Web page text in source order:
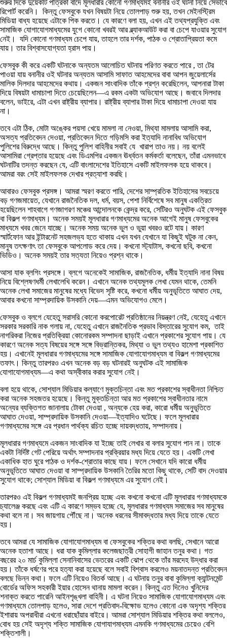
শুরুর দিকে দুয়েকটি পত্রিকা বাদে মূলধারার কোনো গণমাধ্যমই বনানীর ওই ঘটনা নিয়ে সেভাবে
রিপোর্ট করেনি। কিন্তু ফেসবুকে যখন বিষয়টা নিয়ে তোলপাড় শুরু হয়, তখন মেইনস্ট্রিম
মিডিয়া বাধ্য হয়েছে এটাকে পিক করতে। যে কারণে বলা হয়, এখন এই তথ্যপ্রযুক্তি এবং
সামাজিক যোগাযোগমাধ্যমের যুগে কোনো খবরই আর ব্ল্যাকআউট করা বা চেপে যাওয়ার সুযোগ
নেই। যদি কোনো গণমাধ্যম চেপে যায়, তাহলে তার দর্শক, পাঠক ও শ্রোতাপ্রিয়তা কমে
যায়। তার বিশ্বাসযোগ্যতা হ্রাস পায়।
ফেসবুক কী করে একটি ঘটনাকে অন্যতম আলোচিত ঘটনায় পরিণত করতে পারে , তা টের
পাওয়া যায় বনানীর ওই ঘটনার অন্যতম আসামি সাফাত আহমেদের বাবা আপন জুয়েলার্সের
মালিক দিলদার আহমেদের কথায়। একজন সাংবাদিক তাঁকে প্রশ্ন করেছিলেন, আপনারা টাকা
দিয়ে বিষয়টা ধামাচাপা দিতে চেয়েছিলেন—এ রকম একটা অভিযোগ আছে। জবাবে দিলদার
বলেন, ভাইরে, এটা এখন রাষ্ট্রীয় ব্যাপার। রাষ্ট্রীয় ব্যাপার টাকা দিয়ে ধামাচাপা দেওয়া যায়
না।
তবে এটা ঠিক, মোটা অঙ্কের পয়সা খেয়ে মামলা না নেওয়া, মিথ্যা মামলায় আসামি করা,
অসত্য প্রতিবেদন দেওয়া, প্রতিবেদন দিতে গড়িমসি করা ইত্যাদি নানাবিধ অভিযোগ
পুলিশের বিরুদ্ধে আছে। কিন্তু পুলিশ বাহিনীর সবাই যে খারাপ তাও নয়। নয় বলেই
আসামিরা গ্রেপ্তার হয়েছে এবং ডিএমপির একজন ঊর্ধ্বতন কর্মকর্তা বলেছেন, তাঁরা এমনভাবে
ঘটনাটির তদন্ত করছেন যে, এটি বাংলাদেশের ইতিহাসে একটি মাইলফলক হয়ে থাকবে।
আমরা বরং সেই মাইলফলক দেখার প্রত্যাশা করছি।
আবারও ফেসবুক প্রসঙ্গ। আমরা স্মরণ করতে পারি, দেশের সাম্প্রতিক ইতিহাসের সবচেয়ে
বড় গণজমায়েত, যেখানে রাজনৈতিক দল, ধর্ম, বয়স, পেশা নির্বিশেষে সব মানুষ একত্রিত
হয়েছিলেন শাহবাগে গণজাগরণ মঞ্চের আন্দোলনকে কেন্দ্র করে, সেটিরও অনুঘটক এই ফেসবুক
বা বিকল্প গণমাধ্যম। অনেক সময়ই মূলধারার গণমাধ্যমের অনেক আগেই মানুষ ফেসবুকের
মাধ্যমে খবর জেনে যাচ্ছে। অনেক সময় অনেক ভুল ও ভুয়া খবরও রটে যায়। কারণ
স্মার্টফোন আর ইন্টারনেট সহজলভ্য হতে থাকায় এখন যখন যেখানে যা কিছুই ঘটুক না কেন,
মানুষ তৎক্ষণাৎ তা ফেসবুকে আপলোড করে দেয়। কখনো স্ট্যাটাস, কখনো ছবি, কখনো
ভিডিও। অনেক সময়ই তার সত্যতা নিয়েও প্রশ্ন থাকে।
আসা যাক ব্লগিং প্রসঙ্গে। ব্লগে অনেকেই সামাজিক, রাজনৈতিক, ধর্মীয় ইত্যাদি নানা বিষয়
নিয়ে বিশ্লেষণধর্মী লেখালেখি করেন। এখানে অনেক তথ্যমূলক লেখা যেমন থাকে, তেমনি
অনেক লেখা সমাজের মানুষের মধ্যে বিভেদ সৃষ্টি করে, কখনো ধর্মীয় অনুভূতিতে আঘাত দেয়,
আবার কখনো সাম্প্রদায়িক উসকানি দেয়—এমন অভিযোগও মেলে।
ফেসবুক ও ব্লগে যেহেতু সরাসরি কোনো করপোরেট প্রতিষ্ঠানের নিয়ন্ত্রণ নেই, যেহেতু এখানে
সরকার সরকারি নাক গলায় না, যেহেতু এখানে রাজনৈতিক প্রভাব বিস্তারের সুযোগ কম, তাই
নাগরিকরা নিজের প্রতিক্রিয়া কোনোরকম সম্পাদনা ছাড়াই এখানে প্রকাশের সুযোগ পায়। যে
কারণে অনেক সত্য বিষয়ের সঙ্গে সঙ্গে বিভ্রান্তিকর, মিথ্যা ও ভুল তথ্যও হামেশা প্রকাশিত
হয়। এখানেই মূলধারার গণমাধ্যমের সঙ্গে সামাজিক যোগাযোগমাধ্যম বা বিকল্প গণমাধ্যমের
তফাৎ। কিন্তু তারপরও এখন অনেক বড় বড় ঘটনারই অনুঘটক এই সামাজিক
যোগাযোগমাধ্যম—এ কথা অস্বীকার করার সুযোগ নেই।
বলা হয়ে থাকে, সোশ্যাল মিডিয়ার কল্যাণে মুক্তচিন্তা এবং মত প্রকাশের স্বাধীনতা নিশ্চিত
করা অনেক সহজতর হয়েছে। কিন্তু মুক্তচিন্তা আর মত প্রকাশের স্বাধীনতার নামে
অন্যের ব্যক্তিগত জানালায় টোকা দেওয়া , অন্যকে হেয় করা, কারো ধর্মীয় অনুভূতিতে
আঘাত দেওয়া, সাম্প্রদায়িক উসকানি দেওয়া—ইত্যাদিও ঘটেছে। ফলে মূলধারার
গণমাধ্যমের সঙ্গে এর প্রধান পার্থক্য রচিত হচ্ছে দায়বদ্ধতায়, সম্পাদনায়।
মূলধারার গণমাধ্যমে একজন সাংবাদিক যা ইচ্ছে তাই লেখার বা বলার সুযোগ পান না। তাকে
একটা নির্দিষ্ট গেট পেরিয়ে অর্থাৎ সম্পাদনার প্রক্রিয়ার মধ্য দিয়ে যেতে হয়। একটি লেখা
একাধিক হাত ঘুরে পাঠক ও দর্শক-শ্রোতার কাছে যায়। ফলে সেখানে যদি কারো ধর্মীয়
অনুভূতিতে আঘাত দেওয়া বা সাম্প্রদায়িক উসকানি তৈরির মতো কিছু থাকে, সেটি বাদ দেওয়ার
সুযোগ থাকে; সোশ্যাল মিডিয়া বা বিকল্প গণমাধ্যমে এর সুযোগ নেই।
তারপরও এই বিকল্প গণমাধ্যমই জনপ্রিয় হচ্ছে এবং কখনো কখনো এটি মূলধারার গণমাধ্যমকে
চ্যালেঞ্জ করছে এবং এটি এ কারণে সম্ভব হচ্ছে যে, মূলধারার গণমাধ্যম সমাজের সব মানুষের
কথা বলে না। সব জায়গায় পৌঁছে না। অনেক ধরনের সীমাবদ্ধতার মধ্য দিয়ে তাকে যেতে
হয়।
তবে আমরা যে সামাজিক যোগাযোগমাধ্যম বা ফেসবুকের শক্তির কথা বলছি, সেখানে আরো
অনেক হতাশা আছে। ধরা যাক কুমিল্লার কলেজছাত্রী সোহাগী জাহান তনুর কথা। গত
বছরের ২০ মার্চ কুমিল্লা সেনানিবাসের ভেতরের একটি ঝোপ থেকে তাঁর মরদেহ উদ্ধার করা
হয়। তাঁকে ধর্ষণের পরে হত্যা করা হয়েছে বলে সবাই বিশ্বাস করলেও ময়নাতদন্ত প্রতিবেদন
বলছে ভিন্ন কথা। ফলে এটি নিয়েও বিতর্ক আছে। এ ঘটনায় তনুর বাবা কুমিল্লা ক্যান্টনমেন্ট
বোর্ডের অফিস সহকারী ইয়ার হোসেন থানায় মামলা করেন। কিন্তু এত দিনেও খুনিদের
শনাক্ত করতে পারেনি আইনশৃঙ্খলা বাহিনী। এ ঘটনা নিয়েও সামাজিক যোগাযোগমাধ্যম এবং
গণমাধ্যমে তোলপাড় হলেও, সারা দেশে প্রতিবাদ-বিক্ষোভ হলেও কোনো এক অদৃশ্য শক্তির
ইশারায় অপরাধীরা এখনো ধরাছোঁয়ার বাইরে। আমরা সোশ্যাল মিডিয়ার শক্তির কথা বললেও,
বোধ হয় সেই অদৃশ্য শক্তি সামাজিক যোগাযাগমাধ্যম এমনকি গণমাধ্যমের চেয়েও বেশি
শক্তিশালী।